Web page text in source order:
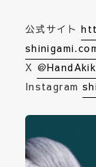
公式サイト
X ＠
Instagram